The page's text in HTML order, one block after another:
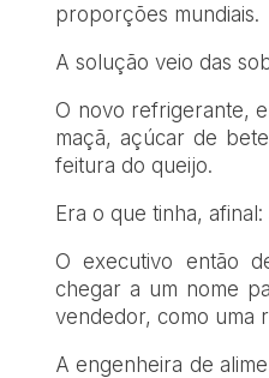
proporções mundiais.
A solução veio das
O novo refrigerante,
maçã, açúcar de
feitura do queijo.
Era o que tinha,
O executivo então
chegar a um nome
vendedor, como uma
A engenheira de